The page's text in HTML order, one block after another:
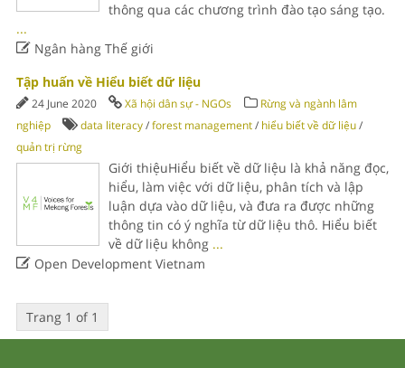
thông qua các chương trình đào tạo sáng tạo.
...
Ngân hàng Thế giới
Tập huấn về Hiểu biết dữ liệu
24 June 2020 Xã hội dân sự - NGOs
Rừng và ngành lâm
nghiệp
data literacy/forest management/ hiểu biết về dữ liệu/
quản trị rừng
Giới thiệuHiểu biết về dữ liệu là khả năng đọc,
hiểu, làm việc với dữ liệu, phân tích và lập
luận dựa vào dữ liệu, và đưa ra được những
thông tin có ý nghĩa từ dữ liệu thô. Hiểu biết
về dữ liệu không ...
Open Development Vietnam
Trang 1 of 1